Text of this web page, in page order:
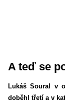
A teď se
Lukáš Soural v
doběhl třetí a v